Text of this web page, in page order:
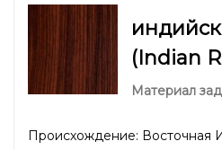
(Indian
Материал
Происхождение: Восточная